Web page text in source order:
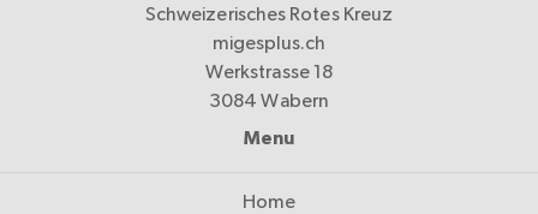
Schweizerisches Rotes Kreuz
migesplus.ch
Werkstrasse 18
3084 Wabern
Menu
Home